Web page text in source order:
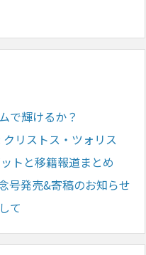
で輝けるか？
リストス・ツォリス
トと移籍報道まとめ
号発売&寄稿のお知らせ
て